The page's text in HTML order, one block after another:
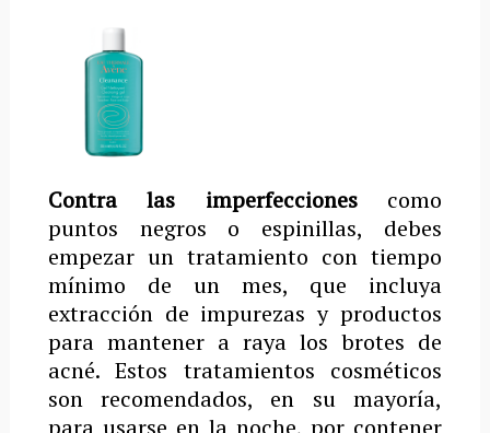
Contra las imperfecciones como
puntos negros o espinillas, debes
empezar un tratamiento con tiempo
mínimo de un mes, que incluya
extracción de impurezas y productos
para mantener a raya los brotes de
acné. Estos tratamientos cosméticos
son recomendados, en su mayoría,